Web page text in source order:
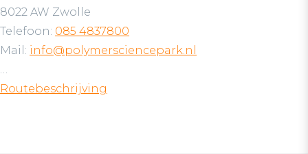
8022 AW Zwolle
Telefoon: 085 4837800
Mail: info@polymersciencepark.nl
…
Routebeschrijving